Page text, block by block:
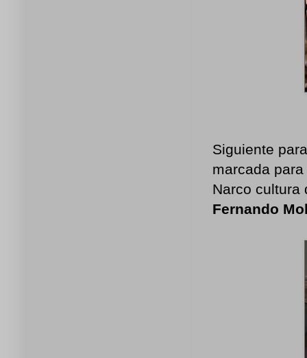
Siguiente
marcada
Narco cultura
Fernando